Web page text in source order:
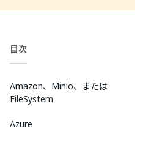
目次
Amazon、Minio、または
FileSystem
Azure